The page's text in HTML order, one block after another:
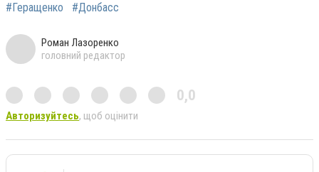
#Геращенко #Донбасс
Роман Лазоренко
головний редактор
0,0
Авторизуйтесь, щоб оцінити